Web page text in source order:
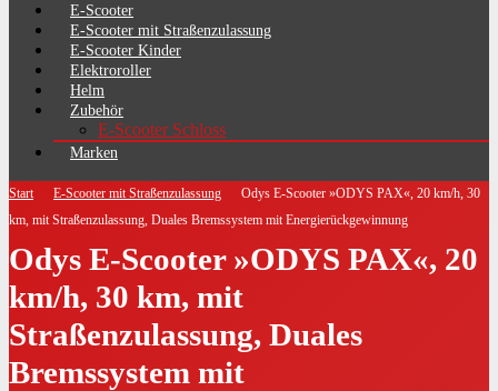
E-Scooter
E-Scooter mit Straßenzulassung
E-Scooter Kinder
Elektroroller
Helm
Zubehör
E-Scooter Schloss
Marken
Start E-Scooter mit Straßenzulassung
Odys E-Scooter »ODYS PAX«, 20 km/h, 30
km, mit Straßenzulassung, Duales Bremssystem mit Energierückgewinnung
Odys E-Scooter »ODYS PAX«, 20
km/h, 30 km, mit
Straßenzulassung, Duales
Bremssystem mit